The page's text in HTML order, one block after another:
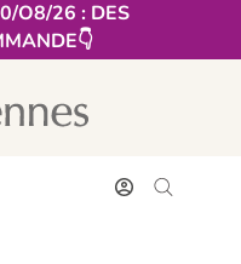
O8/26 : DES